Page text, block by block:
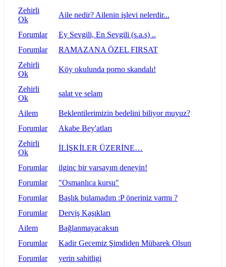
Zehirli
Ok
Aile nedir? Ailenin işlevi nelerdir...
Forumlar
Ey Sevgili, En Sevgili (s.a.s) ..
Forumlar
RAMAZANA ÖZEL FIRSAT
Zehirli
Ok
Köy okulunda porno skandalı!
Zehirli
Ok
salat ve selam
Ailem
Beklentilerimizin bedelini biliyor muyuz?
Forumlar
Akabe Bey'atları
Zehirli
Ok
İLİŞKİLER ÜZERİNE…
Forumlar
ilginç bir varsayım deneyin!
Forumlar
"Osmanlıca kursu"
Forumlar
Başlık bulamadım :P öneriniz varmı ?
Forumlar
Derviş Kaşıkları
Ailem
Bağlanmayacaksın
Forumlar
Kadir Gecemiz Şimdiden Mübarek Olsun
Forumlar
yerin sahitligi